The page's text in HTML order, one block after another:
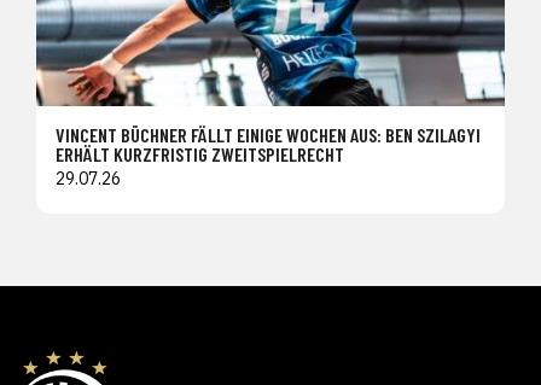
VINCENT BÜCHNER FÄLLT EINIGE WOCHEN AUS: BEN SZILAGYI
ERHÄLT KURZFRISTIG ZWEITSPIELRECHT
29.07.26